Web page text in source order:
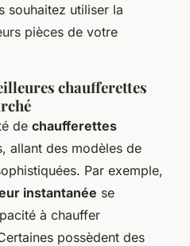
souhaitez utiliser la
pièces de votre
chaufferettes
de chaufferettes
allant des modèles de
Par exemple,
instantanée se
à chauffer
possèdent des